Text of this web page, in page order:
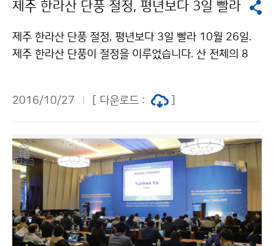
제주 한라산 단풍 절정, 평년보다 3일 빨라
제주 한라산 단풍 절정, 평년보다 3일 빨라 10월 26일.
제주 한라산 단풍이 절정을 이루었습니다. 산 전체의 8
보다는 3일 빠릅니다.
2016/10/27 [ 다운로드 :